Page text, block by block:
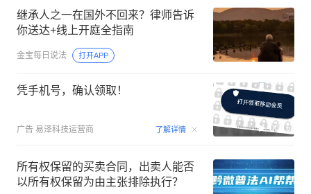
继承人之一在国外不回来？律师告诉
你送达+线上开庭全指南
金宝每日说法 打开APP
凭手机号，确认领取！
广告 易泽科技运营商 了解详情 00:15
所有权保留的买卖合同，出卖人能否
以所有权保留为由主张排除执行？